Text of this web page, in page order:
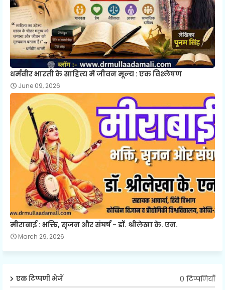
धर्मवीर भारती के साहित्य में जीवन मूल्य : एक विश्लेषण
June 09, 2026
मीराबाई : भक्ति, सृजन और संघर्ष - डॉ. श्रीलेखा के. एन.
March 29, 2026
एक टिप्पणी भेजें 0 टिप्पणियाँ